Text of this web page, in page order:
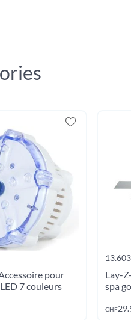
pour
7 couleurs
Lay-
spa
CHF